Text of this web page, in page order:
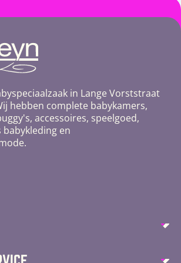
in Lange Vorststraat
hebben complete babykamers,
accessoires, speelgoed,
en